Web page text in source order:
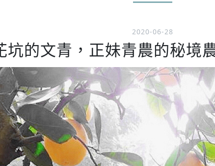
2020-06-28
坑的文青，正妹青農的秘境